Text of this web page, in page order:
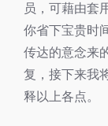
员，可藉由套
你省下宝贵时
传达的意念来
复，接下来我
释以上各点。